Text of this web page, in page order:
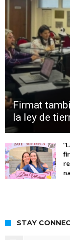
Firmat
la ley de
STAY